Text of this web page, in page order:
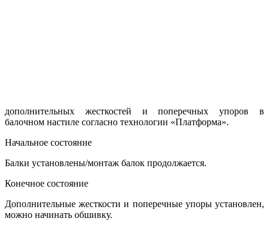
дополнительных жесткостей и поперечных упоров в
балочном настиле согласно технологии «Платформа».
Начальное состояние
Балки установлены/монтаж балок продолжается.
Конечное состояние
Дополнительные жесткости и поперечные упоры установлен,
можно начинать обшивку.